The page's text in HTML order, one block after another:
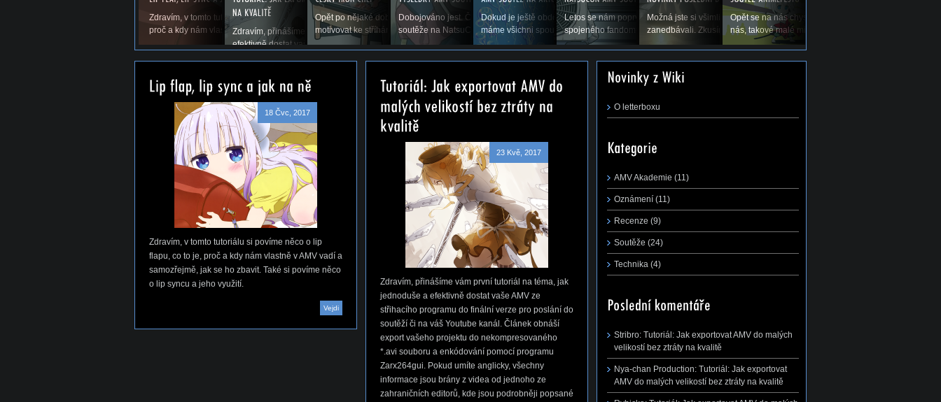
Zdravím, v tomto tutoriálu si povíme něco o lip flapu, co to je,
proč a kdy nám vlastně v AMV vadí a samozřejmě,...
Zdravím, přinášíme vám první tutoriál na téma, jak jednoduše a
efektivně dostat vaše AMV ze střihacího...
Opět po nějaké době vás vítáme u příspěvku, který by vás měl
motivovat ke stříhání. Snad se nám zadaří a...
Dobojováno jest. Čas ukázat výsledky druhého ročníku AMV
soutěže na NatsuConu 2014. (Pokračování...
Dokud je ještě období prázdnin a dovolených a tím pádem
máme všichni spoustu času stříhat, rádi bychom Vás...
Letos se nám poprvé koná Natsucon, nový festival anime a
spojeného fandomu. A s ním se nám hned koná soutěž AMV,...
Možná jste si všimli, že jsme vás v poslední době trochu
zanedbávali. Zkusíme to trochu zlepšit, leč přecijen je...
Opět se na nás chystá největší a nejdůležitější soutěž
nás, takové malé mistrovství ČR v AMV –...
18 Čvc, 2017
Zdravím, v tomto tutoriálu si povíme něco o lip
flapu, co to je, proč a kdy nám vlastně v AMV vadí a
samozřejmě, jak se ho zbavit. Také si povíme něco
o lip syncu a jeho využití.
Vejdi
23 Kvě, 2017
Zdravím, přinášíme vám první tutoriál na téma, jak
jednoduše a efektivně dostat vaše AMV ze
střihacího programu do finální verze pro poslání do
soutěží či na váš Youtube kanál. Článek obnáší
export vašeho projektu do nekompresovaného
*.avi souboru a enkódování pomocí programu
Zarx264gui. Pokud umíte anglicky, všechny
informace jsou brány z videa od jednoho ze
zahraničních editorů, kde jsou podrobněji popsané
O letterboxu
AMV Akademie (11)
Oznámení (11)
Recenze (9)
Soutěže (24)
Technika (4)
Stribro: Tutoriál: Jak exportovat AMV do malých
velikostí bez ztráty na kvalitě
Nya-chan Production: Tutoriál: Jak exportovat
AMV do malých velikostí bez ztráty na kvalitě